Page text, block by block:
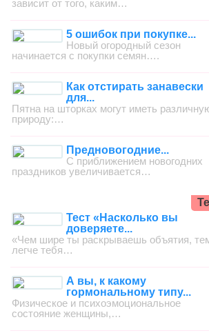
зависит от того, каким…
5 ошибок при покупке...
Новый огородный сезон
начинается с покупки семян….
Как отстирать занавески
для...
Пятна на шторках могут иметь
природу:…
Предновогодние...
С приближением новогодних
праздников увеличивается…
Тест «Насколько вы
доверяете...
«Чем шире ты раскрываешь объятия,
легче тебя…
А вы, к какому
гормональному типу...
Физическое и психоэмоциональное
состояние женщины,…